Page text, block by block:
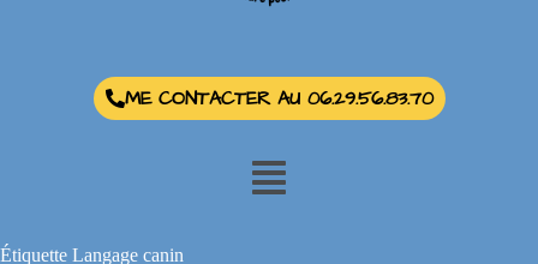
ME CONTACTER AU 06.29.56.83.70
Étiquette Langage canin